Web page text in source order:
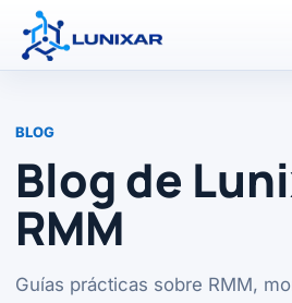
BLOG
Blog de
RMM
Guías prácticas sobre RMM,